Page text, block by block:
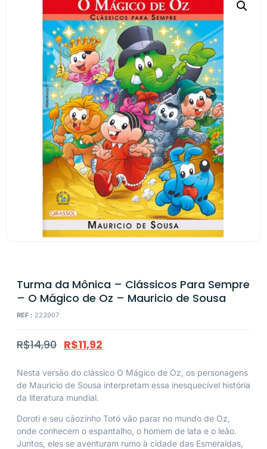
Turma da Mônica – Clássicos Para Sempre
– O Mágico de Oz – Mauricio de Sousa
REF : 223907
R$14,90 R$11,92
Nesta versão do clássico O Mágico de Oz, os personagens
de Mauricio de Sousa interpretam essa inesquecível história
da literatura mundial.
Doroti e seu cãozinho Totó vão parar no mundo de Oz,
onde conhecem o espantalho, o homem de lata e o leão.
Juntos, eles se aventuram rumo à cidade das Esmeraldas,